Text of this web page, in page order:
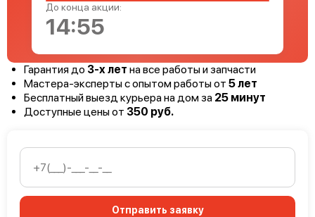
Гарантия до 3-х лет на все работы и запчасти
Мастера-эксперты с опытом работы от 5 лет
Бесплатный выезд курьера на дом за 25 минут
Доступные цены от 350 руб.
Отправить заявку
До конца акции:
14:54